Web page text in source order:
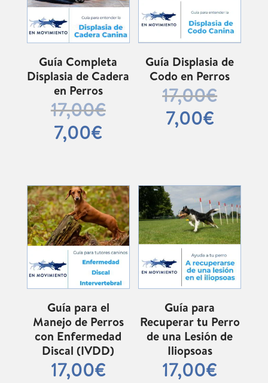
Guía Completa
Displasia de Cadera
en Perros
17,00€El
precio
7,00€El
Guía Displasia de
Codo en Perros
17,00€El
7,00€El
precio
Guía para el
Manejo de Perros
con Enfermedad
Discal (IVDD)
17,00€
Guía para
Recuperar tu Perro
de una Lesión de
Iliopsoas
17,00€